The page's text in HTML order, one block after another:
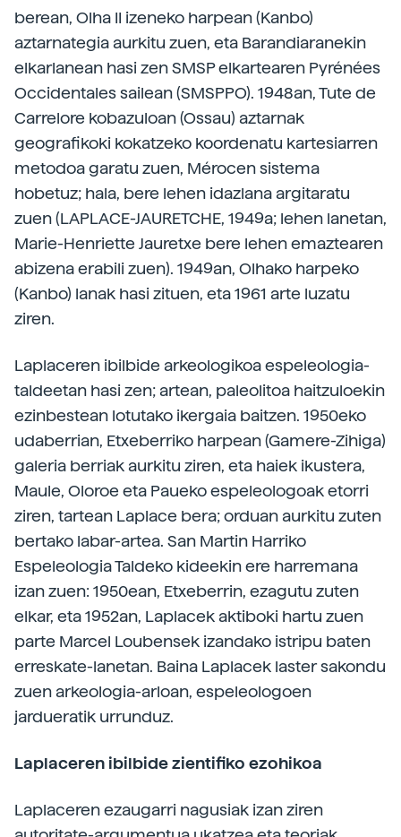
berean, Olha II izeneko harpean (Kanbo)
aztarnategia aurkitu zuen, eta Barandiaranekin
elkarlanean hasi zen SMSP elkartearen Pyrénées
Occidentales sailean (SMSPPO). 1948an, Tute de
Carrelore kobazuloan (Ossau) aztarnak
geografikoki kokatzeko koordenatu kartesiarren
metodoa garatu zuen, Mérocen sistema
hobetuz; hala, bere lehen idazlana argitaratu
zuen (LAPLACE-JAURETCHE, 1949a; lehen lanetan,
Marie-Henriette Jauretxe bere lehen emaztearen
abizena erabili zuen). 1949an, Olhako harpeko
(Kanbo) lanak hasi zituen, eta 1961 arte luzatu
ziren.
Laplaceren ibilbide arkeologikoa espeleologia-
taldeetan hasi zen; artean, paleolitoa haitzuloekin
ezinbestean lotutako ikergaia baitzen. 1950eko
udaberrian, Etxeberriko harpean (Gamere-Zihiga)
galeria berriak aurkitu ziren, eta haiek ikustera,
Maule, Oloroe eta Paueko espeleologoak etorri
ziren, tartean Laplace bera; orduan aurkitu zuten
bertako labar-artea. San Martin Harriko
Espeleologia Taldeko kideekin ere harremana
izan zuen: 1950ean, Etxeberrin, ezagutu zuten
elkar, eta 1952an, Laplacek aktiboki hartu zuen
parte Marcel Loubensek izandako istripu baten
erreskate-lanetan. Baina Laplacek laster sakondu
zuen arkeologia-arloan, espeleologoen
jardueratik urrunduz.
Laplaceren ibilbide zientifiko ezohikoa
Laplaceren ezaugarri nagusiak izan ziren